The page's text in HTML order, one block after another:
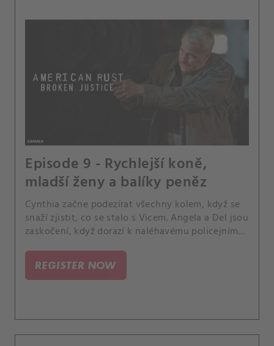
Episode 9 - Rychlejší koně,
mladší ženy a balíky peněz
Cynthia začne podezírat všechny kolem, když se
snaží zjistit, co se stalo s Vicem. Angela a Del jsou
zaskočení, když dorazí k naléhavému policejnímu
REGISTER NOW